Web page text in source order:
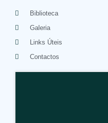
Biblioteca
Galeria
Links Úteis
Contactos